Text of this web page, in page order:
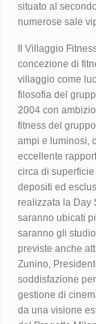
situato al
numerose sale
Il Villaggio
concezione di
villaggio come
filosofia del
2004 con
fitness del
ampi e luminosi,
eccellente
circa di
depositi ed
realizzata la Day
saranno ubicati
saranno gli
previste anche
Zunino,
soddisfazione
gestione di
da una visione